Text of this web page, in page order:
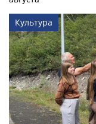
Культура